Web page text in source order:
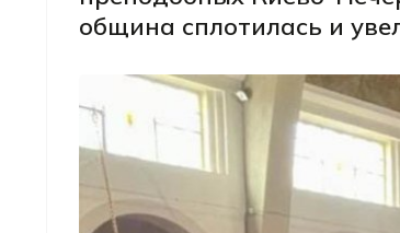
община сплотилась и